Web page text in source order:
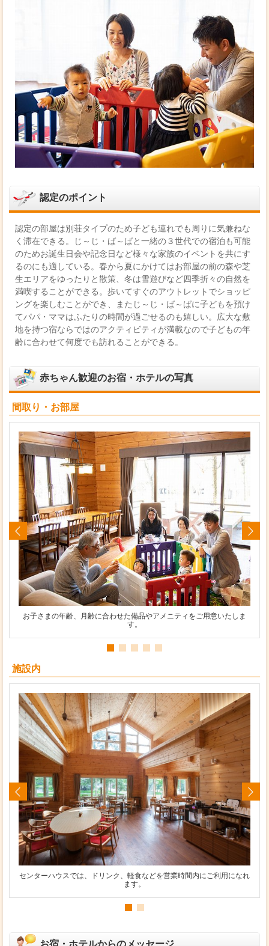
認定のポイント
認定の部屋は別荘タイプのため子ども連れでも周りに気兼ねな
く滞在できる。じ～じ・ば～ばと一緒の３世代での宿泊も可能
のためお誕生日会や記念日など様々な家族のイベントを共にす
るのにも適している。春から夏にかけてはお部屋の前の森や芝
生エリアをゆったりと散策、冬は雪遊びなど四季折々の自然を
満喫することができる。歩いてすぐのアウトレットでショッピ
ングを楽しむことができ、またじ～じ・ば～ばに子どもを預け
てパパ・ママはふたりの時間が過ごせるのも嬉しい。広大な敷
地を持つ宿ならではのアクティビティが満載なので子どもの年
齢に合わせて何度でも訪れることができる。
赤ちゃん歓迎のお宿・ホテルの写真
間取り・お部屋
お子さまの年齢、月齢に合わせた備品やアメニティをご用意いたしま
す。
施設内
センターハウスでは、ドリンク、軽食などを営業時間内にご利用になれ
ます。